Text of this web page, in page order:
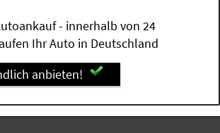
- innerhalb von 24
Ihr Auto in Deutschland
anbieten!